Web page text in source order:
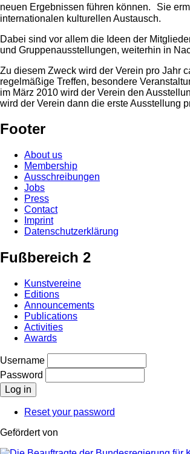
neuen Ergebnissen führen können. Sie
internationalen kulturellen Austausch.
Dabei sind vor allem die Ideen der
und Gruppenausstellungen, weiterhin in
Zu diesem Zweck wird der Verein pro Jahr
regelmäßige Treffen, besondere
im März 2010 wird der Verein den
wird der Verein dann die erste Ausstellung
Footer
About us
Membership
Ausschreibungen
Jobs
Press
Contact
Imprint
Datenschutzerklärung
Fußbereich 2
Kunstvereine
Editions
Announcements
Publications
Activities
Awards
Username
Password
Reset your password
Gefördert von